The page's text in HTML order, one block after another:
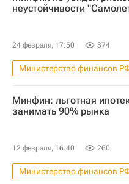
ВТБ (банк)
Жилье
неустойчивости
24 февраля, 17:50 374
Министерство финансов
Россия
Москва
Строительство
Минфин: льготная
занимать 90% рынка
12 февраля, 16:40 260
Министерство финансов